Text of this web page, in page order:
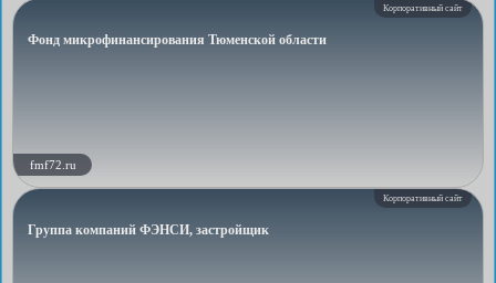
Корпоративный сайт
Фонд микрофинансирования Тюменской области
fmf72.ru
Корпоративный сайт
Группа компаний ФЭНСИ, застройщик